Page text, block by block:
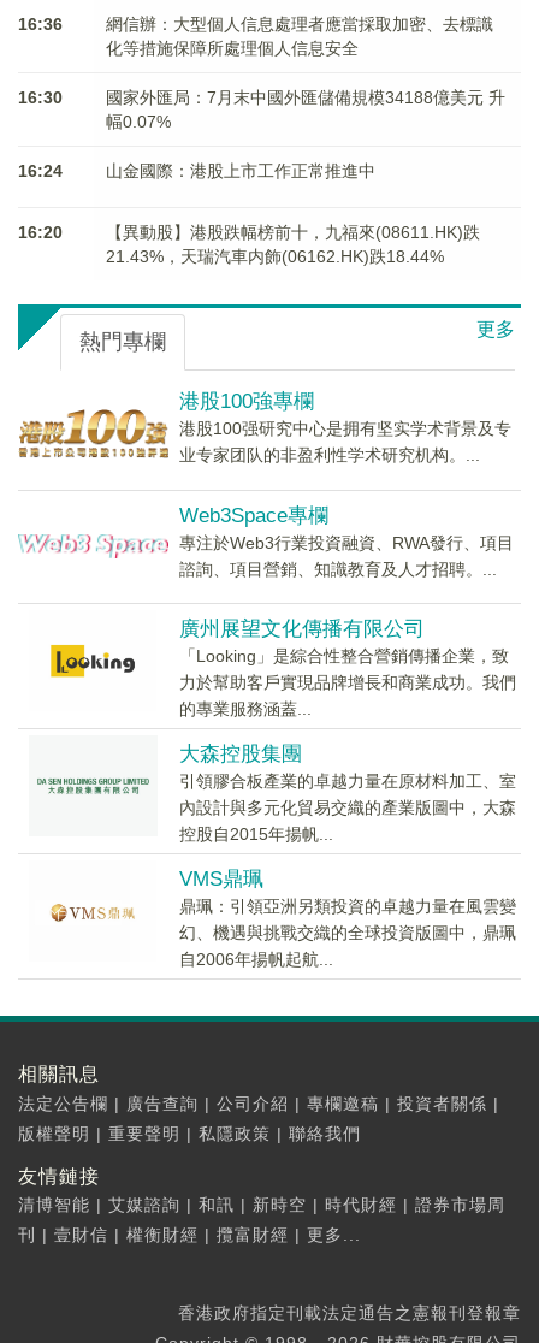
16:36
網信辦：大型個人信息處理者應當採取加密、去標識
化等措施保障所處理個人信息安全
16:30
國家外匯局：7月末中國外匯儲備規模34188億美元 升
幅0.07%
16:24 山金國際：港股上市工作正常推進中
16:20
【異動股】港股跌幅榜前十，九福來(08611.HK)跌
21.43%，天瑞汽車内飾(06162.HK)跌18.44%
更多
熱門專欄
港股100強專欄
港股100强研究中心是拥有坚实学术背景及专
业专家团队的非盈利性学术研究机构。...
Web3Space專欄
專注於Web3行業投資融資、RWA發行、項目
諮詢、項目營銷、知識教育及人才招聘。...
廣州展望文化傳播有限公司
「Looking」是綜合性整合營銷傳播企業，致
力於幫助客戶實現品牌增長和商業成功。我們
的專業服務涵蓋...
大森控股集團
引領膠合板產業的卓越力量在原材料加工、室
內設計與多元化貿易交織的產業版圖中，大森
控股自2015年揚帆...
VMS鼎珮
鼎珮：引領亞洲另類投資的卓越力量在風雲變
幻、機遇與挑戰交織的全球投資版圖中，鼎珮
自2006年揚帆起航...
相關訊息
法定公告欄 | 廣告查詢 | 公司介紹 | 專欄邀稿 | 投資者關係 |
版權聲明 | 重要聲明 | 私隱政策 | 聯絡我們
友情鏈接
清博智能 | 艾媒諮詢 | 和訊 | 新時空 | 時代財經 | 證券市場周
刊
| 壹財信 | 權衡財經 | 攬富財經 | 更多...
香港政府指定刊載法定通告之憲報刊登報章